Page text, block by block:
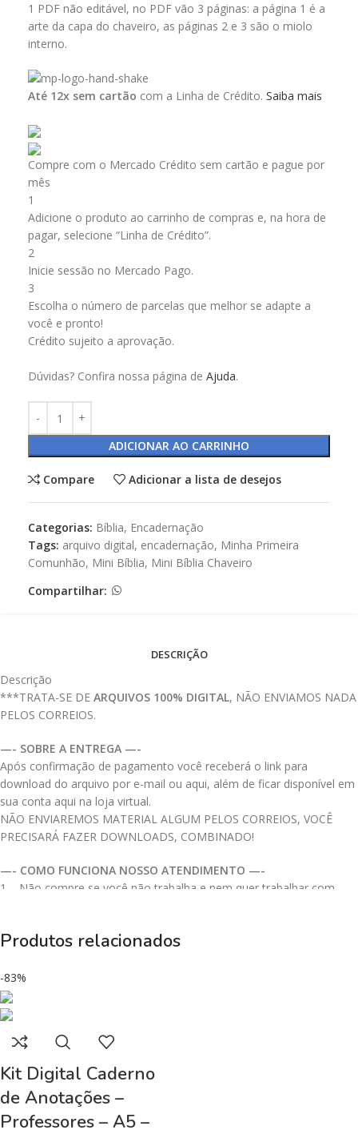
1 PDF não editável, no PDF vão 3 páginas: a página 1 é a
arte da capa do chaveiro, as páginas 2 e 3 são o miolo
interno.
Até 12x sem cartão com a Linha de Crédito. Saiba mais
Compre com o Mercado Crédito sem cartão e pague por
mês
1
Adicione o produto ao carrinho de compras e, na hora de
pagar, selecione “Linha de Crédito”.
2
Inicie sessão no Mercado Pago.
3
Escolha o número de parcelas que melhor se adapte a
você e pronto!
Crédito sujeito a aprovação.
Dúvidas? Confira nossa página de Ajuda.
ADICIONAR AO CARRINHO
Compare Adicionar a lista de desejos
Categorias: Bíblia, Encadernação
Tags: arquivo digital, encadernação, Minha Primeira
Comunhão, Mini Bíblia, Mini Bíblia Chaveiro
Compartilhar:
DESCRIÇÃO
Descrição
***TRATA-SE DE ARQUIVOS 100% DIGITAL, NÃO ENVIAMOS NADA
PELOS CORREIOS.
—- SOBRE A ENTREGA —-
Após confirmação de pagamento você receberá o link para
download do arquivo por e-mail ou aqui, além de ficar disponível em
sua conta aqui na loja virtual.
NÃO ENVIAREMOS MATERIAL ALGUM PELOS CORREIOS, VOCÊ
PRECISARÁ FAZER DOWNLOADS, COMBINADO!
—- COMO FUNCIONA NOSSO ATENDIMENTO —-
1 – Não compre se você não trabalha e nem quer trabalhar com
no seu e-mail e aqui na conta da nossa loja virtual.
aos poucos, nunca a pasta toda (dependendo do que adquiriu), pois
os arquivos são pesados e depende muito da sua internet.
ZIPADAS e você precisa ter o programa para descompactar (Aqui no
para instalar).
Não se Preocupe temos tutorial para te ajudar.
Produtos relacionados
-83%
Kit Digital Caderno
de Anotações –
Professores – A5 –